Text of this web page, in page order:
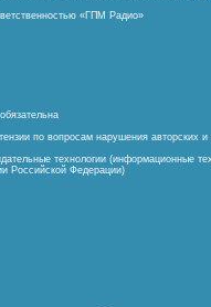
«ГПМ Радио»
по вопросам нарушения авторских
технологии (информационные
Российской Федерации)